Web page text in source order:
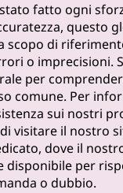
fatto ogni
questo
scopo di
o imprecisioni.
per
comune. Per
sui nostri
visitare il nostro
dove il
disponibile per
o dubbio.